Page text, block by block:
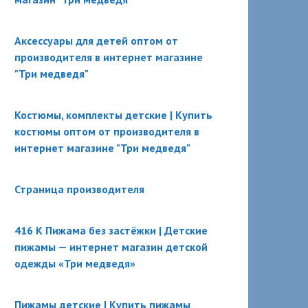
Аксессуары для детей оптом от
производителя в интернет магазине
"Три медведя"
Костюмы, комплекты детские | Купить
костюмы оптом от производителя в
интернет магазине "Три медведя"
Страница производителя
416 К Пижама без застёжки | Детские
пижамы — интернет магазин детской
одежды «Три медведя»
Пижамы детские | Купить пижамы